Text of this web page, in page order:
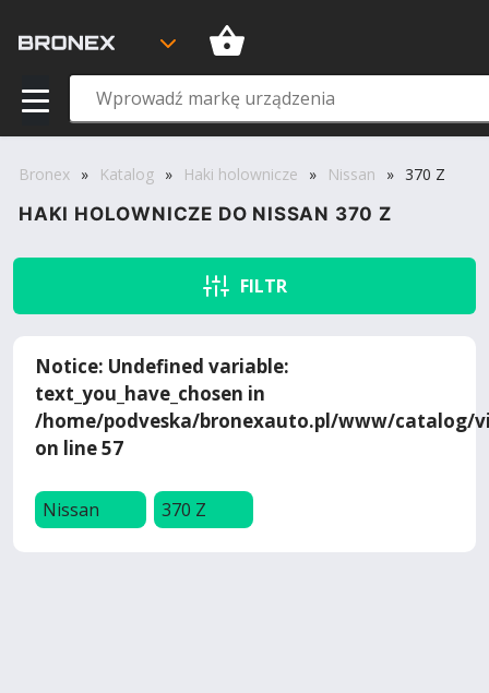
Bronex » Katalog » Haki holownicze » Nissan » 370 Z
HAKI HOLOWNICZE DO NISSAN 370 Z
FILTR
Notice: Undefined variable:
text_you_have_chosen in
/home/podveska/bronexauto.pl/www/catalog/
on line57
Nissan 370 Z